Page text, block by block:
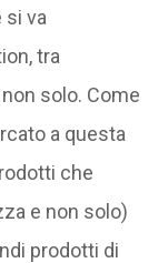
si va
tra
solo. Come
a questa
che
e non solo)
prodotti di